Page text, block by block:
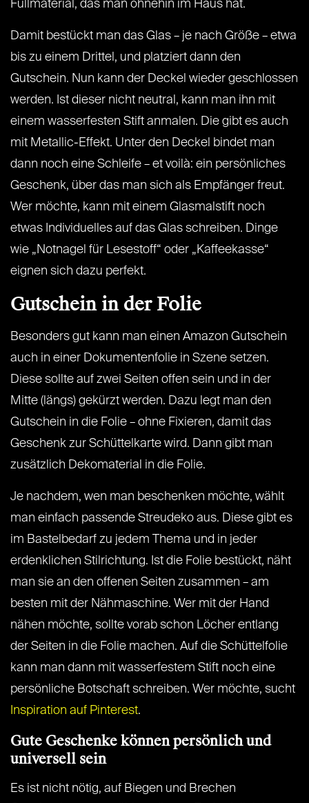
Füllmaterial, das man ohnehin im Haus hat.
Damit bestückt man das Glas – je nach Größe – etwa
bis zu einem Drittel, und platziert dann den
Gutschein. Nun kann der Deckel wieder geschlossen
werden. Ist dieser nicht neutral, kann man ihn mit
einem wasserfesten Stift anmalen. Die gibt es auch
mit Metallic-Effekt. Unter den Deckel bindet man
dann noch eine Schleife – et voilà: ein persönliches
Geschenk, über das man sich als Empfänger freut.
Wer möchte, kann mit einem Glasmalstift noch
etwas Individuelles auf das Glas schreiben. Dinge
wie „Notnagel für Lesestoff“ oder „Kaffeekasse“
eignen sich dazu perfekt.
Gutschein in der Folie
Besonders gut kann man einen Amazon Gutschein
auch in einer Dokumentenfolie in Szene setzen.
Diese sollte auf zwei Seiten offen sein und in der
Mitte (längs) gekürzt werden. Dazu legt man den
Gutschein in die Folie – ohne Fixieren, damit das
Geschenk zur Schüttelkarte wird. Dann gibt man
zusätzlich Dekomaterial in die Folie.
Je nachdem, wen man beschenken möchte, wählt
man einfach passende Streudeko aus. Diese gibt es
im Bastelbedarf zu jedem Thema und in jeder
erdenklichen Stilrichtung. Ist die Folie bestückt, näht
man sie an den offenen Seiten zusammen – am
besten mit der Nähmaschine. Wer mit der Hand
nähen möchte, sollte vorab schon Löcher entlang
der Seiten in die Folie machen. Auf die Schüttelfolie
kann man dann mit wasserfestem Stift noch eine
persönliche Botschaft schreiben. Wer möchte, sucht
Inspiration auf Pinterest.
Gute Geschenke können persönlich und
universell sein
Es ist nicht nötig, auf Biegen und Brechen